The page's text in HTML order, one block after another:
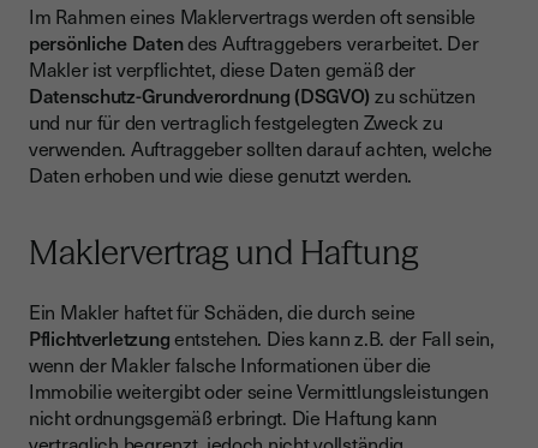
Im Rahmen eines Maklervertrags werden oft sensible
persönliche Datendes Auftraggebers verarbeitet. Der
Makler ist verpflichtet, diese Daten gemäß der
Datenschutz-Grundverordnung (DSGVO) zu schützen
und nur für den vertraglich festgelegten Zweck zu
verwenden. Auftraggeber sollten darauf achten, welche
Daten erhoben und wie diese genutzt werden.
Maklervertrag und Haftung
Ein Makler haftet für Schäden, die durch seine
Pflichtverletzungentstehen. Dies kann z.B. der Fall sein,
wenn der Makler falsche Informationen über die
Immobilie weitergibt oder seine Vermittlungsleistungen
nicht ordnungsgemäß erbringt. Die Haftung kann